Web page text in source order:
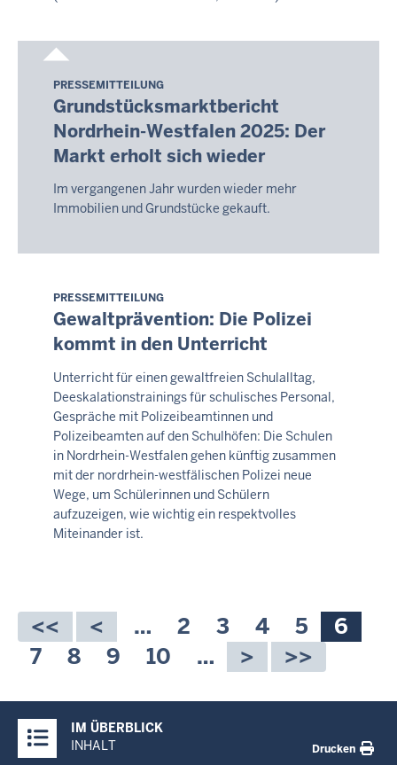
Samstag,
8.
August
2026
08:25
PRESSEMITTEILUNG
Grundstücksmarktbericht
Nordrhein-Westfalen 2025: Der
Markt erholt sich wieder
Im vergangenen Jahr wurden wieder mehr
Immobilien und Grundstücke gekauft.
Samstag,
8.
August
-
08:25
PRESSEMITTEILUNG
Gewaltprävention: Die Polizei
kommt in den Unterricht
Unterricht für einen gewaltfreien Schulalltag,
Deeskalationstrainings für schulisches Personal,
Gespräche mit Polizeibeamtinnen und
Polizeibeamten auf den Schulhöfen: Die Schulen
in Nordrhein-Westfalen gehen künftig zusammen
mit der nordrhein-westfälischen Polizei neue
Wege, um Schülerinnen und Schülern
aufzuzeigen, wie wichtig ein respektvolles
Miteinander ist.
Seitennummerierung
… Seite
2 Seite
3 Seite
4 Seite
5
Seite
6
Seite
7 Seite
8 Seite
9 Seite
10 …
Inhalte
IM ÜBERBLICK
INHALT
Drucken